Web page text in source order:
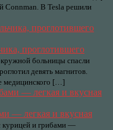
Connman. В Tesla решили
проглотившего
больницы спасли
девять магнитов.
медицинского […]
— легкая и вкусная
курицей и грибами —